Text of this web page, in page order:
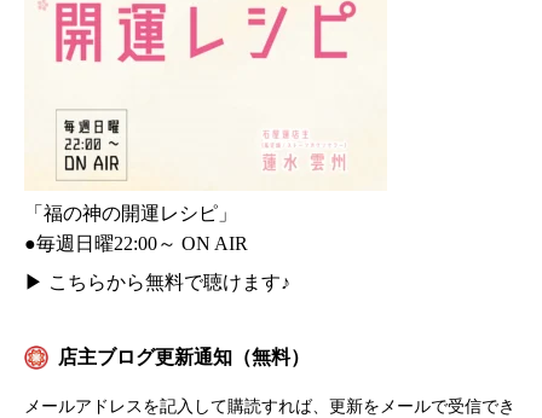
「福の神の開運レシピ」
●毎週日曜22:00～ ON AIR
▶ こちらから無料で聴けます♪
店主ブログ更新通知（無料）
メールアドレスを記入して購読すれば、更新をメールで受信でき